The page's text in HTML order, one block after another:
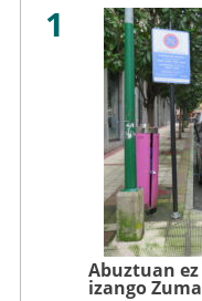
1
Abuztuan
izango